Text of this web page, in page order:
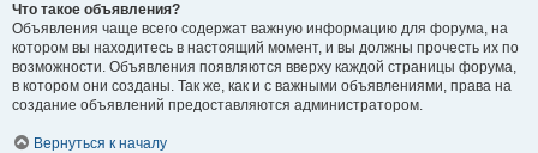
Что такое объявления?
Объявления чаще всего содержат важную информацию для форума, на
котором вы находитесь в настоящий момент, и вы должны прочесть их по
возможности. Объявления появляются вверху каждой страницы форума,
в котором они созданы. Так же, как и с важными объявлениями, права на
создание объявлений предоставляются администратором.
Вернуться к началу